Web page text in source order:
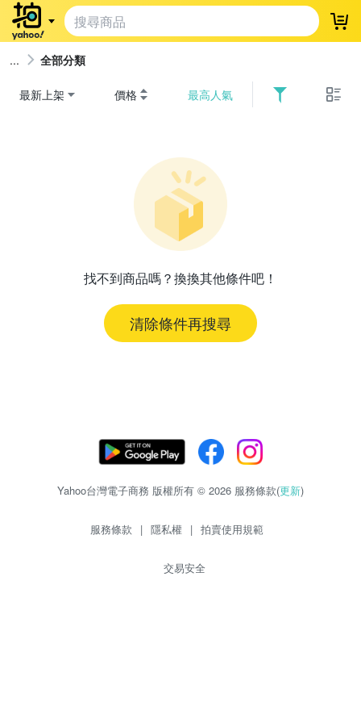
登
全部分類
最新上架 價格 最高人氣
找不到商品嗎？換換其他條件吧！
清除條件再搜尋
Yahoo台灣電子商務 版權所有 © 2026 服務條款(更新)
服務條款 | 隱私權 | 拍賣使用規範
交易安全